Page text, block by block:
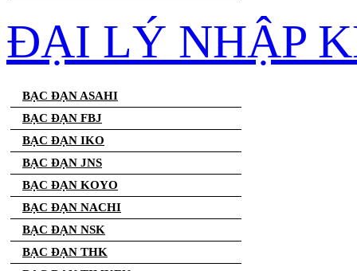
ĐẠI LÝ NHẬP
BẠC ĐẠN ASAHI
BẠC ĐẠN FBJ
BẠC ĐẠN IKO
BẠC ĐẠN JNS
BẠC ĐẠN KOYO
BẠC ĐẠN NACHI
BẠC ĐẠN NSK
BẠC ĐẠN THK